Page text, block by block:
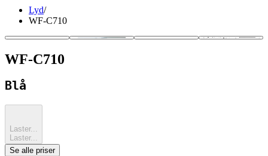
Lyd/
WF-C710
WF-C710
Blå
Laster...
Laster...
Se alle priser